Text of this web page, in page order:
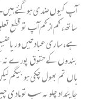
آپ کیوں ضدی ہو گئے
ساتھ، کم از کم آپ تو قطع
ہے، سا ری عبادتیں و
بندوں کے حقوق پورے نہ
ہاں تم بھو ل چکی ہو بیگم
جایئداد چلو یہ سب تو